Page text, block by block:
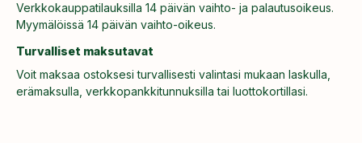
Verkkokauppatilauksilla 14 päivän vaihto- ja palautusoikeus.
Myymälöissä 14 päivän vaihto-oikeus.
Turvalliset maksutavat
Voit maksaa ostoksesi turvallisesti valintasi mukaan laskulla,
erämaksulla, verkkopankkitunnuksilla tai luottokortillasi.